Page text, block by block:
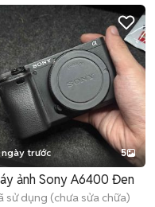
trước 5
ảnh Sony A6400 Đen
sử dụng (chưa sửa chữa)